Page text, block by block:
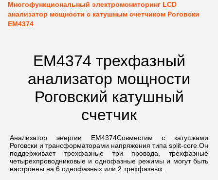
Многофункциональный электромониторинг LCD
анализатор мощности с катушным счетчиком Роговски
EM4374
EM4374 трехфазный
анализатор мощности
Роговский катушный
счетчик
Анализатор энергии EM4374Совместим с катушками
Роговски и трансформаторами напряжения типа split-core.Он
поддерживает трехфазные три провода, трехфазные
четырехпроводниковые и однофазные режимы и могут быть
настроены на 6 однофазных или 2 трехфазных.